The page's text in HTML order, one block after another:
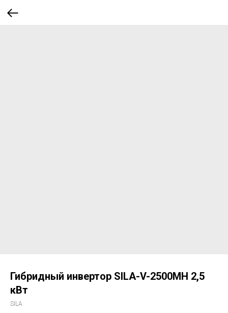
Гибридный инвертор SILA-V-2500MH 2,5
кВт
SILA